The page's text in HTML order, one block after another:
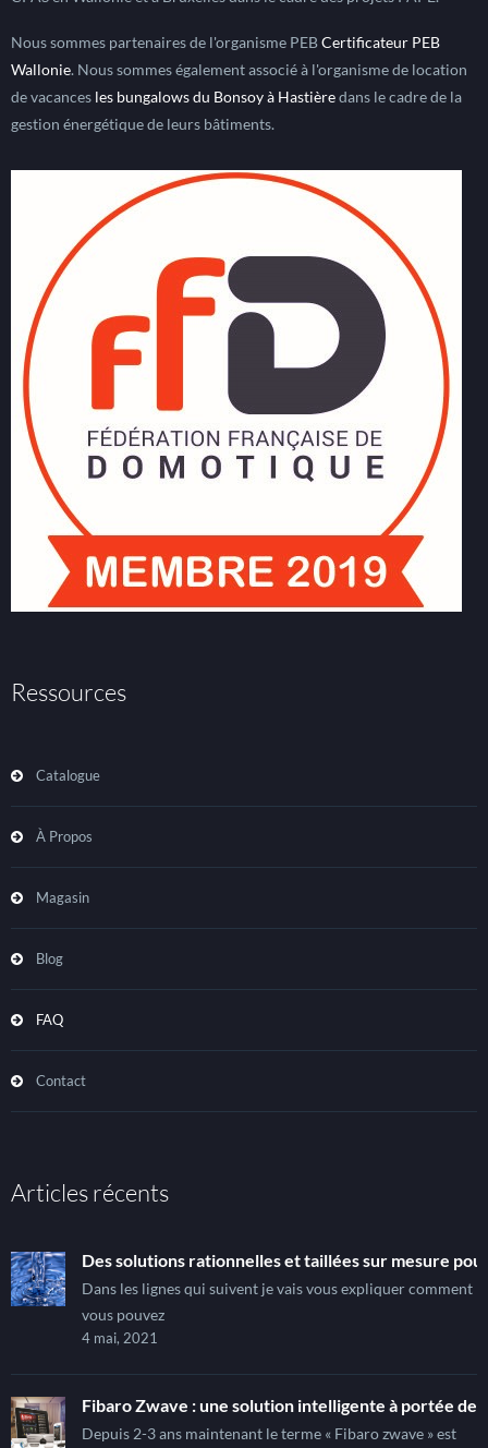
Nous sommes partenaires de l'organisme PEBCertificateur PEB
Wallonie. Nous sommes également associé à l'organisme de location
de vacances les bungalows du Bonsoy à Hastièredans le cadre de la
gestion énergétique de leurs bâtiments.
Ressources
Catalogue
À Propos
Magasin
Blog
FAQ
Contact
Articles récents
Des solutions rationnelles et taillées sur mesure
Dans les lignes qui suivent je vais vous expliquer comment
vous pouvez
4 mai, 2021
Fibaro Zwave : une solution intelligente à portée de
Depuis 2-3 ans maintenant le terme « Fibaro zwave » est